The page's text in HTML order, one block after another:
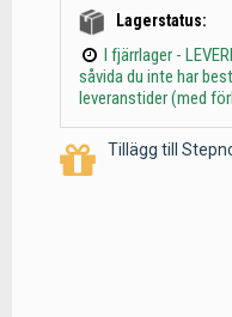
Lagerstatus:
I fjärrlager -
såvida du inte har
leveranstider (med
Tillägg till